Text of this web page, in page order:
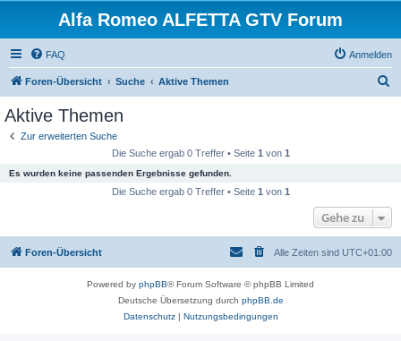
Alfa Romeo ALFETTA GTV Forum
FAQ Anmelden
Foren-Übersicht Suche Aktive Themen
Aktive Themen
Zur erweiterten Suche
Die Suche ergab 0 Treffer • Seite 1 von 1
Es wurden keine passenden Ergebnisse gefunden.
Die Suche ergab 0 Treffer • Seite 1 von 1
Gehe zu
Foren-Übersicht Alle Zeiten sind UTC+01:00
Powered by phpBB® Forum Software © phpBB Limited
Deutsche Übersetzung durch phpBB.de
Datenschutz| Nutzungsbedingungen